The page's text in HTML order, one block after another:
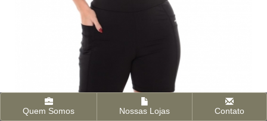
Quem Somos Nossas Lojas Contato